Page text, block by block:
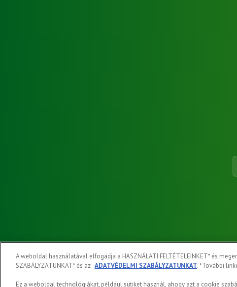
A weboldal használatával elfogadja a HASZNÁLATI FELTÉTELEINKET* és
SZABÁLYZATUNKAT* és az ADATVÉDELMI SZABÁLYZATUNKAT. *További
Ez a weboldal technológiákat, például sütiket használ, ahogy azt a cookie